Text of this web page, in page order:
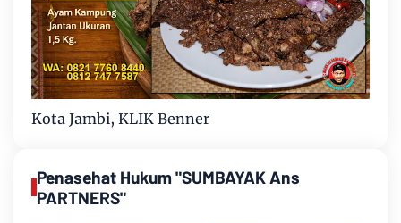
Kota Jambi, KLIK Benner
Penasehat Hukum "SUMBAYAK Ans
PARTNERS"